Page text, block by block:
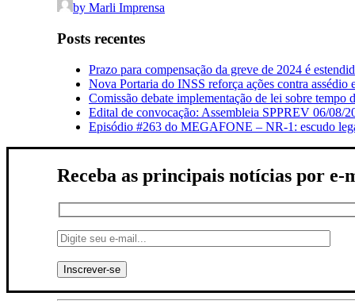
by Marli Imprensa
Posts recentes
Prazo para compensação da greve de 2024 é
Nova Portaria do INSS reforça ações contra assédio
Comissão debate implementação de lei sobre tempo
Edital de convocação: Assembleia SPPREV 06/08/
Episódio #263 do MEGAFONE – NR-1: escudo
Receba as principais notícias por e-